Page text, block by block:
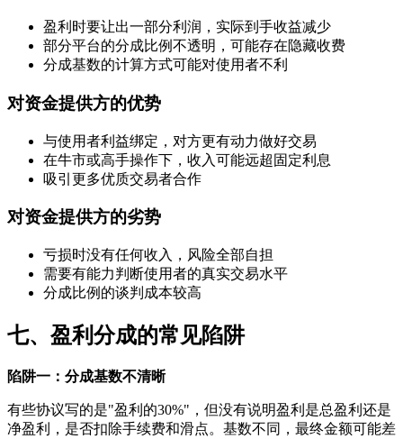
盈利时要让出一部分利润，实际到手收益减少
部分平台的分成比例不透明，可能存在隐藏收费
分成基数的计算方式可能对使用者不利
对资金提供方的优势
与使用者利益绑定，对方更有动力做好交易
在牛市或高手操作下，收入可能远超固定利息
吸引更多优质交易者合作
对资金提供方的劣势
亏损时没有任何收入，风险全部自担
需要有能力判断使用者的真实交易水平
分成比例的谈判成本较高
七、盈利分成的常见陷阱
陷阱一：分成基数不清晰
有些协议写的是"盈利的30%"，但没有说明盈利是总盈利还是
净盈利，是否扣除手续费和滑点。基数不同，最终金额可能差